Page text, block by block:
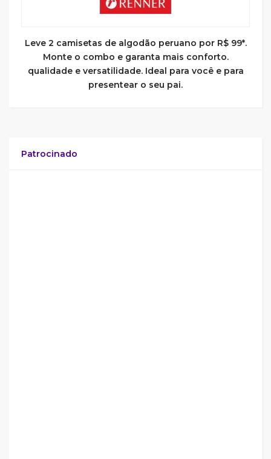
Leve 2 camisetas de algodão peruano por R$ 99*.
Monte o combo e garanta mais conforto.
qualidade e versatilidade. Ideal para você e para
presentear o seu pai.
Patrocinado